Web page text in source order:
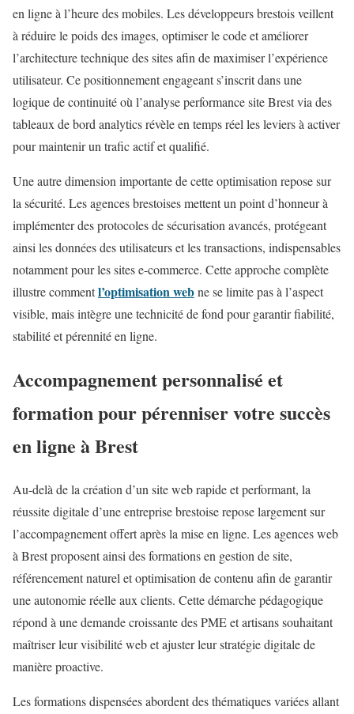
en ligne à l’heure des mobiles. Les développeurs brestois veillent
à réduire le poids des images, optimiser le code et améliorer
l’architecture technique des sites afin de maximiser l’expérience
utilisateur. Ce positionnement engageant s’inscrit dans une
logique de continuité où l’analyse performance site Brest via des
tableaux de bord analytics révèle en temps réel les leviers à activer
pour maintenir un trafic actif et qualifié.
Une autre dimension importante de cette optimisation repose sur
la sécurité. Les agences brestoises mettent un point d’honneur à
implémenter des protocoles de sécurisation avancés, protégeant
ainsi les données des utilisateurs et les transactions, indispensables
notamment pour les sites e-commerce. Cette approche complète
illustre commentl’optimisation webne se limite pas à l’aspect
visible, mais intègre une technicité de fond pour garantir fiabilité,
stabilité et pérennité en ligne.
Accompagnement personnalisé et
formation pour pérenniser votre succès
en ligne à Brest
Au-delà de la création d’un site web rapide et performant, la
réussite digitale d’une entreprise brestoise repose largement sur
l’accompagnement offert après la mise en ligne. Les agences web
à Brest proposent ainsi des formations en gestion de site,
référencement naturel et optimisation de contenu afin de garantir
une autonomie réelle aux clients. Cette démarche pédagogique
répond à une demande croissante des PME et artisans souhaitant
maîtriser leur visibilité web et ajuster leur stratégie digitale de
manière proactive.
Les formations dispensées abordent des thématiques variées allant